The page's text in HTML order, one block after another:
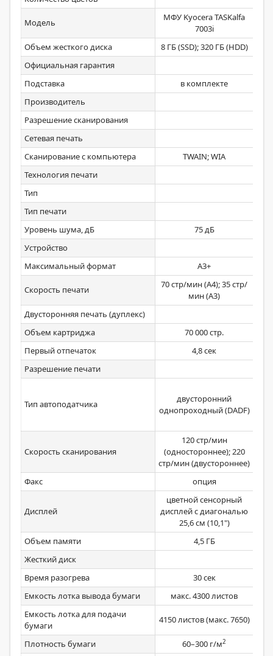
Модель
МФУ Kyocera TASKalfa
7003i
Объем жесткого диска 8 ГБ (SSD); 320 ГБ (HDD)
Официальная гарантия
Подставка
в комплекте
Производитель
Разрешение сканирования
Сетевая печать
Сканирование с компьютера
TWAIN; WIA
Технология печати
Тип
Тип печати
Уровень шума, дБ
75 дБ
Устройство
Максимальный формат
A3+
Скорость печати
70 стр/мин (A4); 35 стр/
мин (A3)
Двусторонняя печать (дуплекс)
Объем картриджа
70 000 стр.
Первый отпечаток
4,8 сек
Разрешение печати
Тип автоподатчика
двусторонний
однопроходный (DADF)
Скорость сканирования
120 стр/мин
(одностороннее); 220
стр/мин (двустороннее)
Факс
опция
Дисплей
цветной сенсорный
дисплей с диагональю
25,6 см (10,1")
Объем памяти
4,5 ГБ
Жесткий диск
Время разогрева
30 сек
Емкость лотка вывода бумаги
макс. 4300 листов
Емкость лотка для подачи
бумаги
4150 листов (макс. 7650)
Плотность бумаги 60–300 г/м2